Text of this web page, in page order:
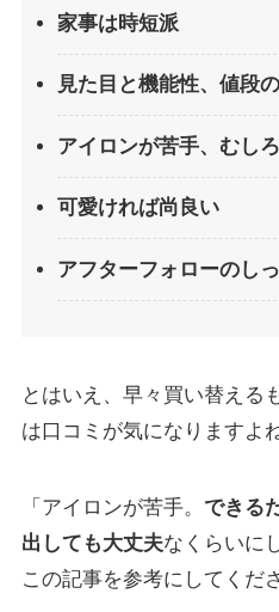
家事は時短派
見た目と機能性、値段
アイロンが苦手、むし
可愛ければ尚良い
アフターフォローのし
とはいえ、早々買い替える
は口コミが気になりますよね
「アイロンが苦手。 できる
出しても大丈夫なくらいに
この記事を参考にしてくだ